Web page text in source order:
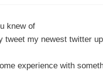
knew of
tweet my newest twitter
experience with